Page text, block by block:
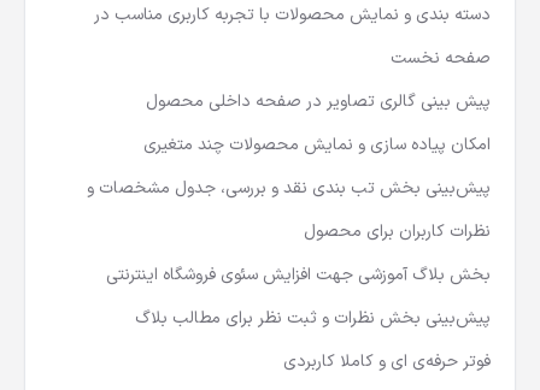
دسته بندی و نمایش محصولات با تجربه کاربری مناسب در
صفحه نخست
پیش بینی گالری تصاویر در صفحه داخلی محصول
امکان پیاده سازی و نمایش محصولات چند متغیری
پیش‌بینی بخش تب بندی نقد و بررسی، جدول مشخصات و
نظرات کاربران برای محصول
بخش بلاگ آموزشی جهت افزایش سئوی فروشگاه اینترنتی
پیش‌بینی بخش نظرات و ثبت نظر برای مطالب بلاگ
فوتر حرفه‌ی ای و کاملا کاربردی